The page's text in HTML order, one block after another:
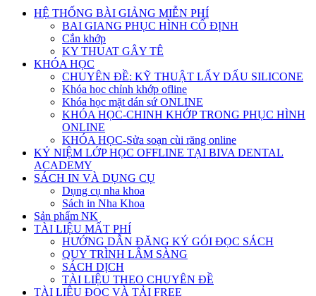
HỆ THỐNG BÀI GIẢNG MIỄN PHÍ
BAI GIANG PHỤC HÌNH CỐ ĐỊNH
Cắn khớp
KY THUAT GÂY TÊ
KHÓA HỌC
CHUYÊN ĐỀ: KỸ THUẬT LẤY DẤU SILICONE
Khóa học chỉnh khớp ofline
Khóa học mặt dán sứ ONLINE
KHÓA HỌC-CHINH KHỚP TRONG PHỤC HÌNH
ONLINE
KHÓA HỌC-Sửa soạn cùi răng online
KỶ NIỆM LỚP HỌC OFFLINE TẠI BIVA DENTAL
ACADEMY
SÁCH IN VÀ DỤNG CỤ
Dụng cụ nha khoa
Sách in Nha Khoa
Sản phẩm NK
TÀI LIỆU MẤT PHÍ
HƯỚNG DẪN ĐĂNG KÝ GÓI ĐỌC SÁCH
QUY TRÌNH LÂM SÀNG
SÁCH DỊCH
TÀI LIỆU THEO CHUYÊN ĐỀ
TÀI LIỆU ĐỌC VÀ TẢI FREE